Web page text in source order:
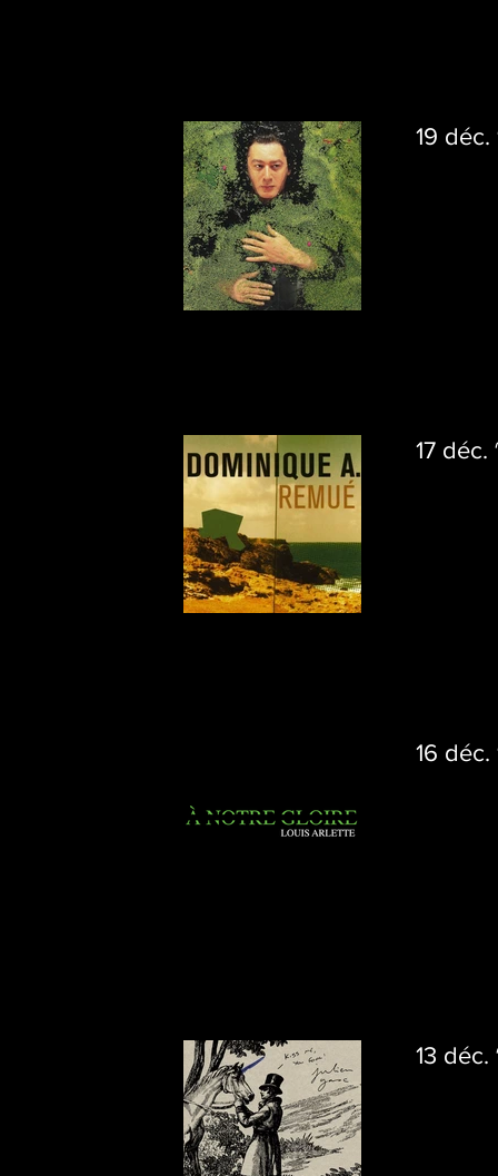
19 déc.
17 déc.
16 déc.
13 déc.